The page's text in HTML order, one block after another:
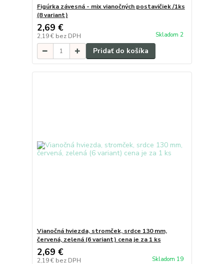
Figúrka závesná - mix vianočných postavičiek /1ks
(8 variant)
2,69 €
2,19 € bez DPH Skladom 2
Pridať do košíka
Vianočná hviezda, stromček, srdce 130 mm,
červená, zelená (6 variant) cena je za 1 ks
2,69 €
2,19 € bez DPH Skladom 19